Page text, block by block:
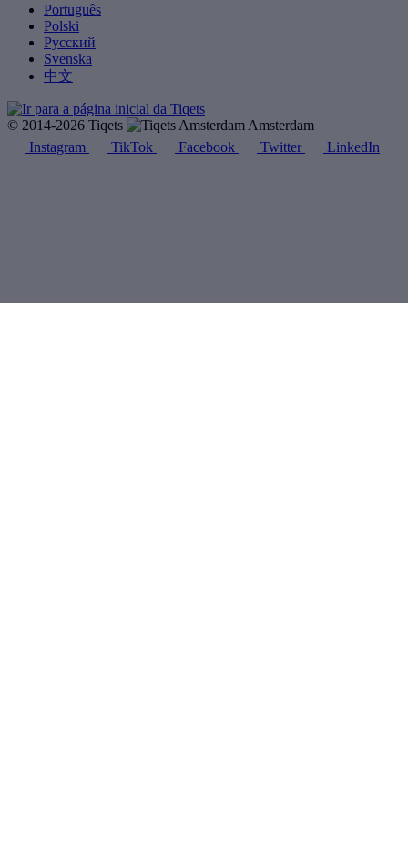
Português
Polski
Русский
Svenska
中文
© 2014-2026 Tiqets
Amsterdam
Instagram
TikTok Facebook Twitter LinkedIn